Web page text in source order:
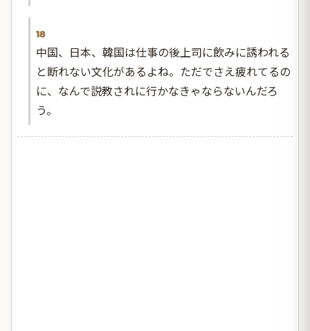
18
中国、日本、韓国は仕事の後上司に飲みに誘われる
と断れない文化があるよね。ただでさえ疲れてるの
に、なんで説教されに行かなきゃならないんだろ
う。